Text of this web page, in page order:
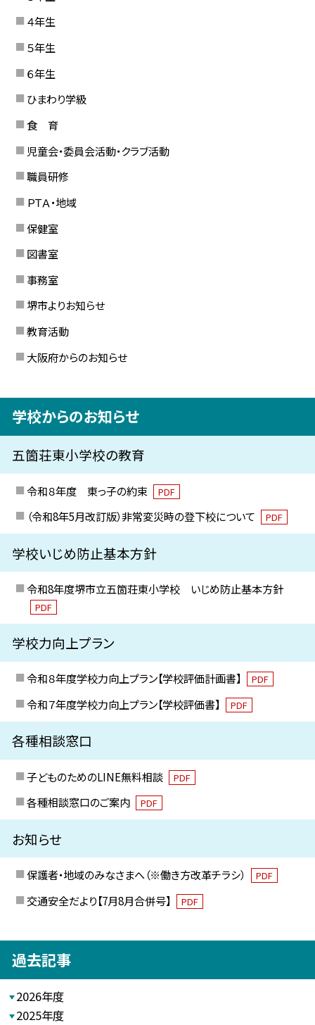
４年生
５年生
６年生
ひまわり学級
食 育
児童会・委員会活動・クラブ活動
職員研修
ＰＴＡ・地域
保健室
図書室
事務室
堺市よりお知らせ
教育活動
大阪府からのお知らせ
学校からのお知らせ
五箇荘東小学校の教育
令和８年度 東っ子の約束 PDF
（令和8年5月改訂版）非常変災時の登下校について PDF
学校いじめ防止基本方針
令和8年度堺市立五箇荘東小学校 いじめ防止基本方針
PDF
学校力向上プラン
令和８年度学校力向上プラン【学校評価計画書】 PDF
令和７年度学校力向上プラン【学校評価書】 PDF
各種相談窓口
子どものためのLINE無料相談 PDF
各種相談窓口のご案内 PDF
お知らせ
保護者・地域のみなさまへ（※働き方改革チラシ） PDF
交通安全だより【7月8月合併号】 PDF
過去記事
2026年度
2025年度